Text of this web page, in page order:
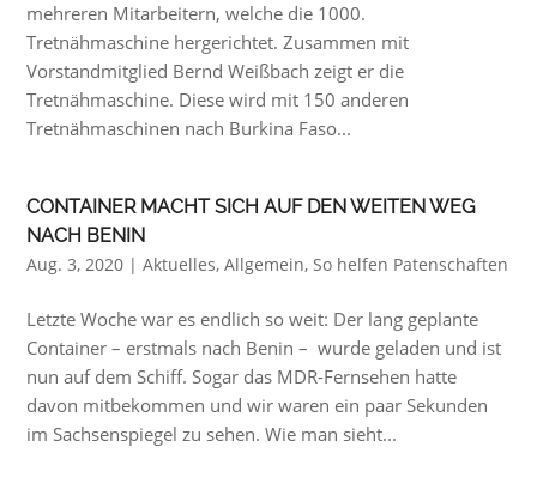
mehreren Mitarbeitern, welche die 1000.
Tretnähmaschine hergerichtet. Zusammen mit
Vorstandmitglied Bernd Weißbach zeigt er die
Tretnähmaschine. Diese wird mit 150 anderen
Tretnähmaschinen nach Burkina Faso...
CONTAINER MACHT SICH AUF DEN WEITEN WEG
NACH BENIN
Aug. 3, 2020 |Aktuelles,Allgemein,So helfen Patenschaften
Letzte Woche war es endlich so weit: Der lang geplante
Container – erstmals nach Benin – wurde geladen und ist
nun auf dem Schiff. Sogar das MDR-Fernsehen hatte
davon mitbekommen und wir waren ein paar Sekunden
im Sachsenspiegel zu sehen. Wie man sieht...